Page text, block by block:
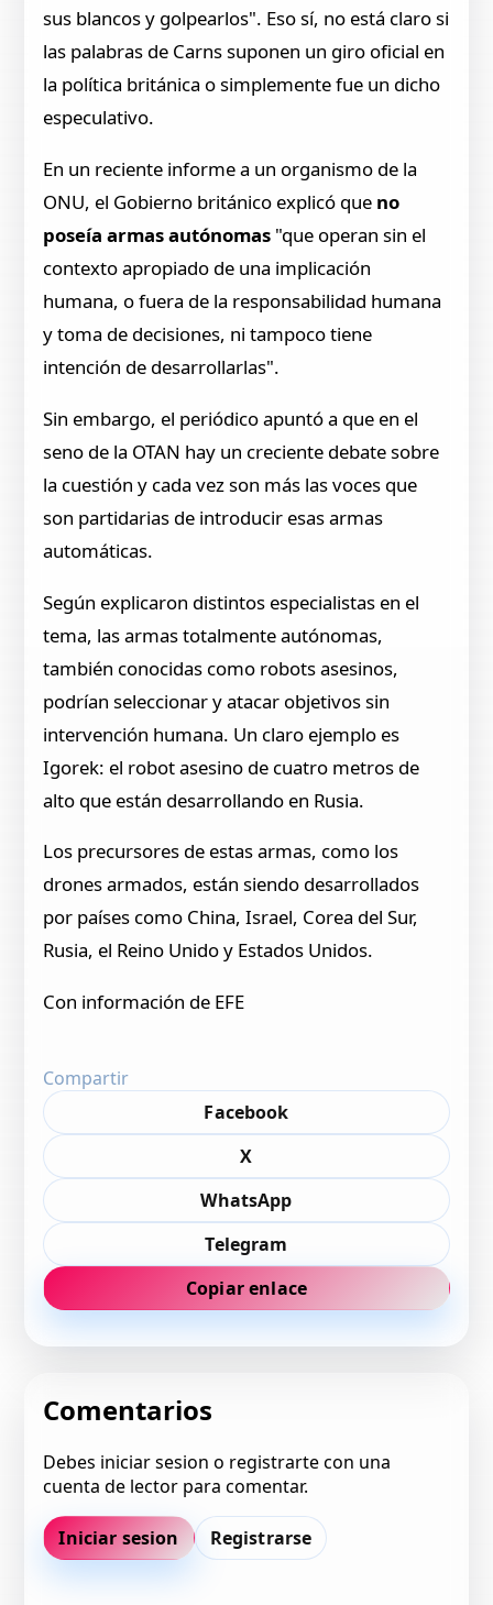
sus blancos y golpearlos". Eso sí, no está claro si
las palabras de Carns suponen un giro oficial en
la política británica o simplemente fue un dicho
especulativo.
En un reciente informe a un organismo de la
ONU, el Gobierno británico explicó que no
poseía armas autónomas "que operan sin el
contexto apropiado de una implicación
humana, o fuera de la responsabilidad humana
y toma de decisiones, ni tampoco tiene
intención de desarrollarlas".
Sin embargo, el periódico apuntó a que en el
seno de la OTAN hay un creciente debate sobre
la cuestión y cada vez son más las voces que
son partidarias de introducir esas armas
automáticas.
Según explicaron distintos especialistas en el
tema, las armas totalmente autónomas,
también conocidas como robots asesinos,
podrían seleccionar y atacar objetivos sin
intervención humana. Un claro ejemplo es
Igorek: el robot asesino de cuatro metros de
alto que están desarrollando en Rusia.
Los precursores de estas armas, como los
drones armados, están siendo desarrollados
por países como China, Israel, Corea del Sur,
Rusia, el Reino Unido y Estados Unidos.
Con información de EFE
Compartir
Facebook
X
WhatsApp
Telegram
Copiar enlace
Comentarios
Debes iniciar sesion o registrarte con una
cuenta de lector para comentar.
Iniciar sesion Registrarse